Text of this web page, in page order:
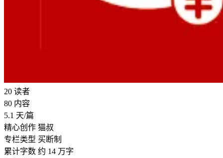
20 读者
80 内容
5.1 天/篇
精心创作 猫叔
专栏类型 买断制
累计字数 约 14 万字